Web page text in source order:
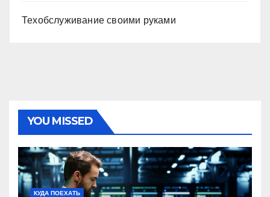
Техобслуживание своими руками
YOU MISSED
КУДА ПОЕХАТЬ